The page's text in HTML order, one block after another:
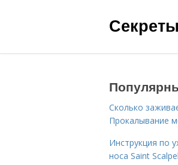
Сколько
Прокалывание
Инструкция по
носа Saint